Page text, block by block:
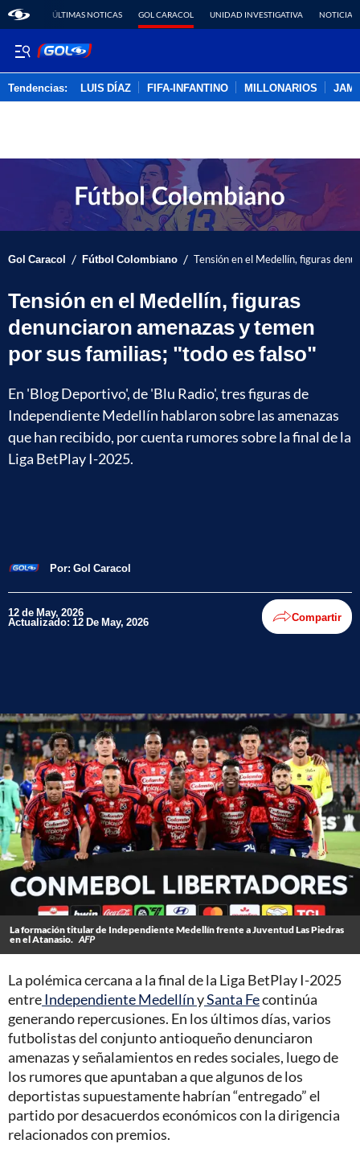
ÚLTIMAS NOTICAS GOL CARACOL UNIDAD INVESTIGATIVA NOTICIAS
Tendencias: LUIS DÍAZ FIFA-INFANTINO MILLONARIOS
Gol Caracol / Fútbol Colombiano / Tensión en el Medellín, figuras
Tensión en el Medellín, figuras
denunciaron amenazas y temen
por sus familias; "todo es falso"
En 'Blog Deportivo', de 'Blu Radio', tres figuras de
Independiente Medellín hablaron sobre las amenazas
que han recibido, por cuenta rumores sobre la final de la
Liga BetPlay I-2025.
Por: Gol Caracol
12 de May, 2026
Actualizado: 12 De May, 2026 Compartir
La formación titular de Independiente Medellín frente a Juventud Las Piedras
en el Atanasio. AFP
La polémica cercana a la final de la Liga BetPlay I-2025
entreIndependiente MedellínySanta Fecontinúa
generando repercusiones. En los últimos días, varios
futbolistas del conjunto antioqueño denunciaron
amenazas y señalamientos en redes sociales, luego de
los rumores que apuntaban a que algunos de los
deportistas supuestamente habrían “entregado” el
partido por desacuerdos económicos con la dirigencia
relacionados con premios.